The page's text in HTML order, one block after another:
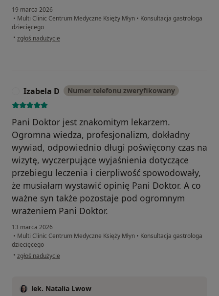
19 marca 2026
• Multi Clinic Centrum Medyczne Księży Młyn • Konsultacja gastrologa
dziecięcego
• w opinii użytkownika MBP
zgłoś nadużycie
Izabela D Numer telefonu zweryfikowany
Pani Doktor jest znakomitym lekarzem.
Ogromna wiedza, profesjonalizm, dokładny
wywiad, odpowiednio długi poświęcony czas na
wizytę, wyczerpujące wyjaśnienia dotyczące
przebiegu leczenia i cierpliwość spowodowały,
że musiałam wystawić opinię Pani Doktor. A co
ważne syn także pozostaje pod ogromnym
wrażeniem Pani Doktor.
13 marca 2026
• Multi Clinic Centrum Medyczne Księży Młyn • Konsultacja gastrologa
dziecięcego
• w opinii użytkownika Izabela D
zgłoś nadużycie
lek. Natalia Lwow